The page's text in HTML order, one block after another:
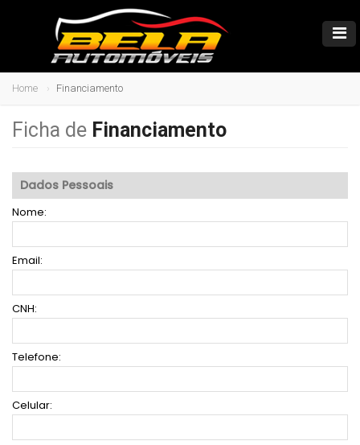
Home Financiamento
Ficha de Financiamento
Dados Pessoais
Nome:
Email:
CNH:
Telefone:
Celular: